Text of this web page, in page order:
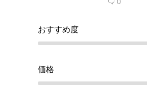

おすすめ度
価格